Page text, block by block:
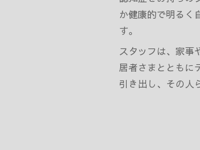
か健康的で明るく
す。
スタッフは、家事
居者さまとともに
引き出し、その人